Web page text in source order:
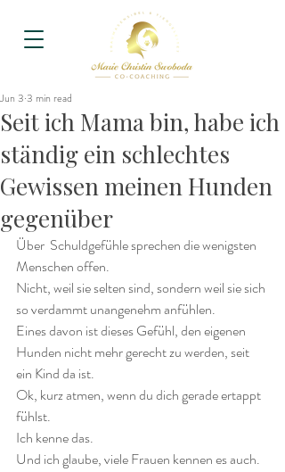
Seit ich Mama bin, habe ich
ständig ein schlechtes
Gewissen meinen Hunden
gegenüber
Jun 3 3 min read
Über  Schuldgefühle sprechen die wenigsten
Menschen offen.
Nicht, weil sie selten sind, sondern weil sie sich
so verdammt unangenehm anfühlen.
Eines davon ist dieses Gefühl, den eigenen
Hunden nicht mehr gerecht zu werden, seit
ein Kind da ist.
Ok, kurz atmen, wenn du dich gerade ertappt
fühlst.
Ich kenne das.
Und ich glaube, viele Frauen kennen es auch.